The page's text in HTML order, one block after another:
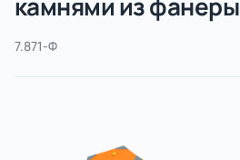
7 категорий
7.871-Ф